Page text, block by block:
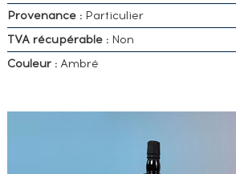
Provenance :Particulier
TVA récupérable :Non
Couleur :Ambré
POSSÉDEZ